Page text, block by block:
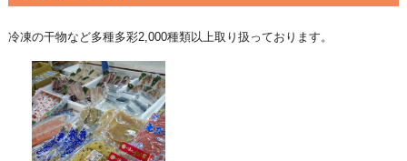
冷凍の干物など多種多彩2,000種類以上取り扱っております。